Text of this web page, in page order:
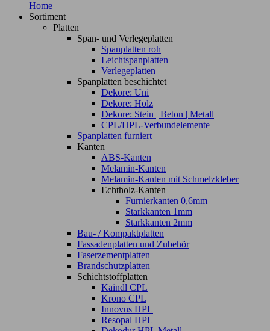
Home
Sortiment
Platten
Span- und Verlegeplatten
Spanplatten roh
Leichtspanplatten
Verlegeplatten
Spanplatten beschichtet
Dekore: Uni
Dekore: Holz
Dekore: Stein | Beton | Metall
CPL/HPL-Verbundelemente
Spanplatten furniert
Kanten
ABS-Kanten
Melamin-Kanten
Melamin-Kanten mit Schmelzkleber
Echtholz-Kanten
Furnierkanten 0,6mm
Starkkanten 1mm
Starkkanten 2mm
Bau- / Kompaktplatten
Fassadenplatten und Zubehör
Faserzementplatten
Brandschutzplatten
Schichtstoffplatten
Kaindl CPL
Krono CPL
Innovus HPL
Resopal HPL